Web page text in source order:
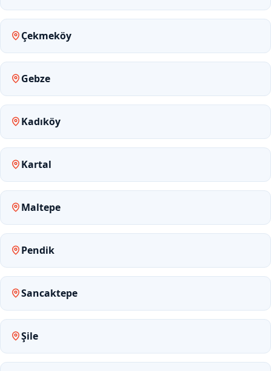
Çekmeköy
Gebze
Kadıköy
Kartal
Maltepe
Pendik
Sancaktepe
Şile